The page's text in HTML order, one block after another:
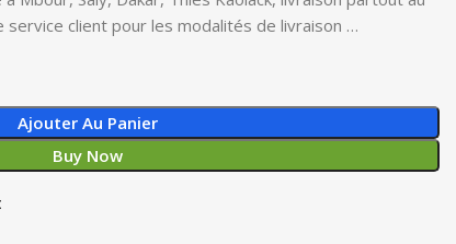
service client pour les modalités de livraison …
Ajouter Au Panier
Buy Now